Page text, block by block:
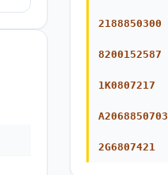
2188850300
8200152587
1K0807217
A2068850703
2G6807421